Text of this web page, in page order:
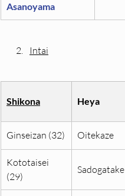
Asanoyama
Intai
Shikona Heya
Ginseizan (32) Oitekaze
Kototaisei
(29)
Sadogatake